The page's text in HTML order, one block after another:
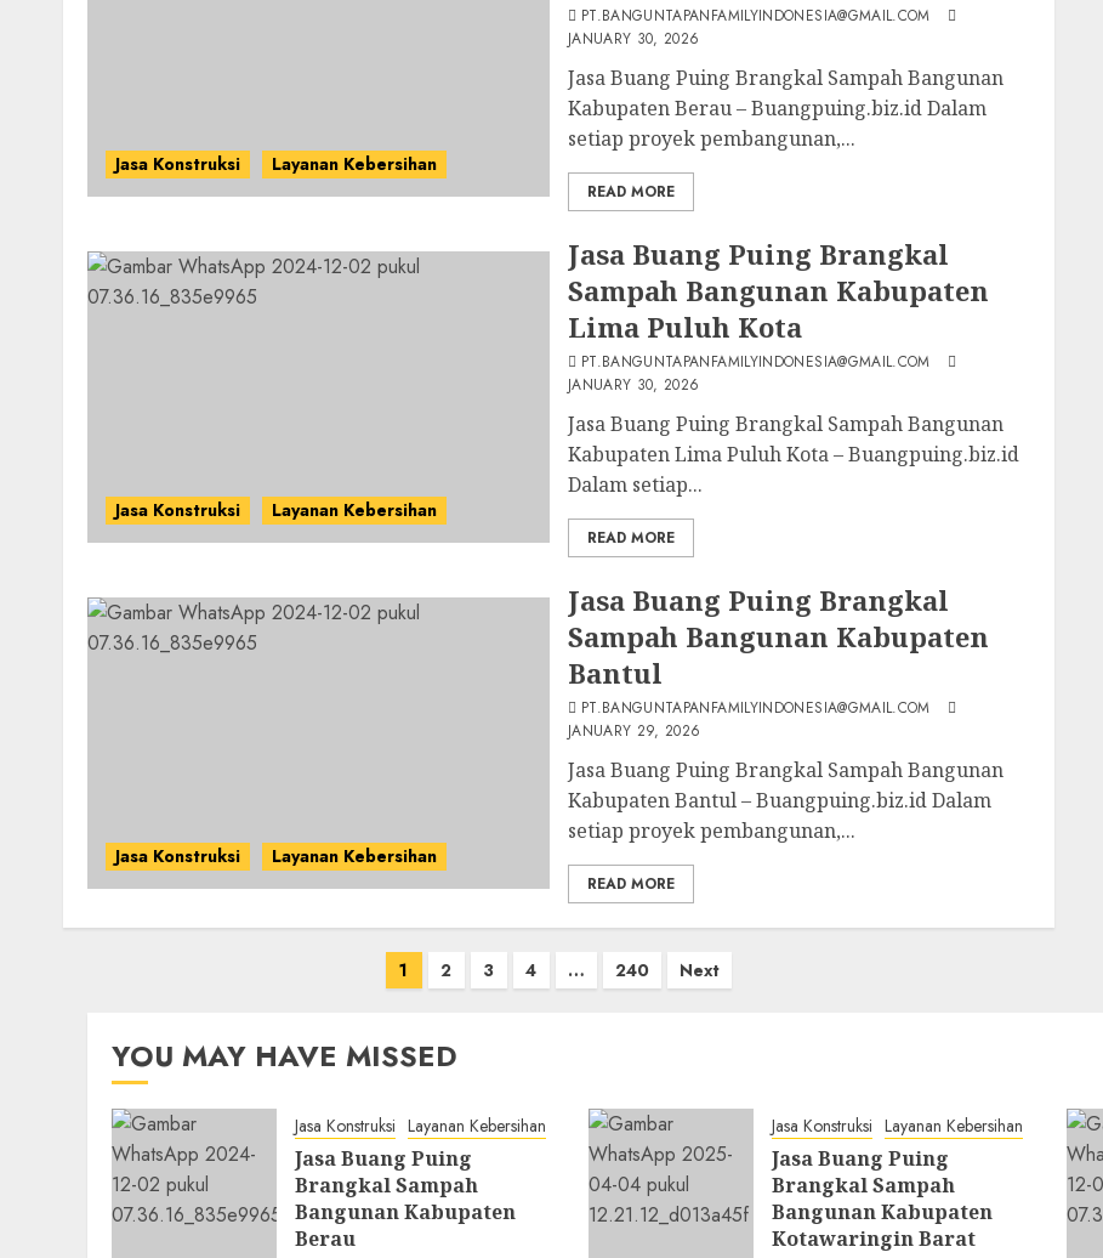
Jasa Konstruksi Layanan Kebersihan
PT.BANGUNTAPANFAMILYINDONESIA@GMAIL.COM
JANUARY 30, 2026
Jasa Buang Puing Brangkal Sampah Bangunan
Kabupaten Berau – Buangpuing.biz.id Dalam
setiap proyek pembangunan,...
READ MORE
Jasa Konstruksi Layanan Kebersihan
Jasa Buang Puing Brangkal
Sampah Bangunan Kabupaten
Lima Puluh Kota
PT.BANGUNTAPANFAMILYINDONESIA@GMAIL.COM
JANUARY 30, 2026
Jasa Buang Puing Brangkal Sampah Bangunan
Kabupaten Lima Puluh Kota – Buangpuing.biz.id
Dalam setiap...
READ MORE
Jasa Konstruksi Layanan Kebersihan
Jasa Buang Puing Brangkal
Sampah Bangunan Kabupaten
Bantul
PT.BANGUNTAPANFAMILYINDONESIA@GMAIL.COM
JANUARY 29, 2026
Jasa Buang Puing Brangkal Sampah Bangunan
Kabupaten Bantul – Buangpuing.biz.id Dalam
setiap proyek pembangunan,...
READ MORE
1 2 3 4 … 240 Next
YOU MAY HAVE MISSED
Jasa Konstruksi Layanan Kebersihan
Jasa Buang Puing
Brangkal Sampah
Bangunan Kabupaten
Berau
Jasa Konstruksi Layanan Kebersihan
Jasa Buang Puing
Brangkal Sampah
Bangunan Kabupaten
Kotawaringin Barat